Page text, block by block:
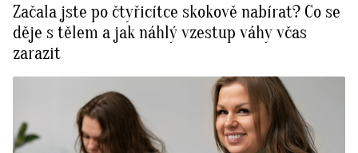
Začala jste po čtyřicítce skokově nabírat? Co se
děje s tělem a jak náhlý vzestup váhy včas
zarazit